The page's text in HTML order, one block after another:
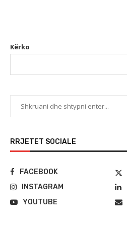
Kërko
RRJETET SOCIALE
FACEBOOK
INSTAGRAM
YOUTUBE